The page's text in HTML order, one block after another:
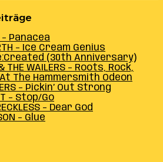
– Panacea
– Ice Cream Genius
(30th Anniversary)
THE WAILERS – Roots, Rock,
The Hammersmith Odeon
– Pickin’ Out Strong
– Stop/Go
– Dear God
– Glue